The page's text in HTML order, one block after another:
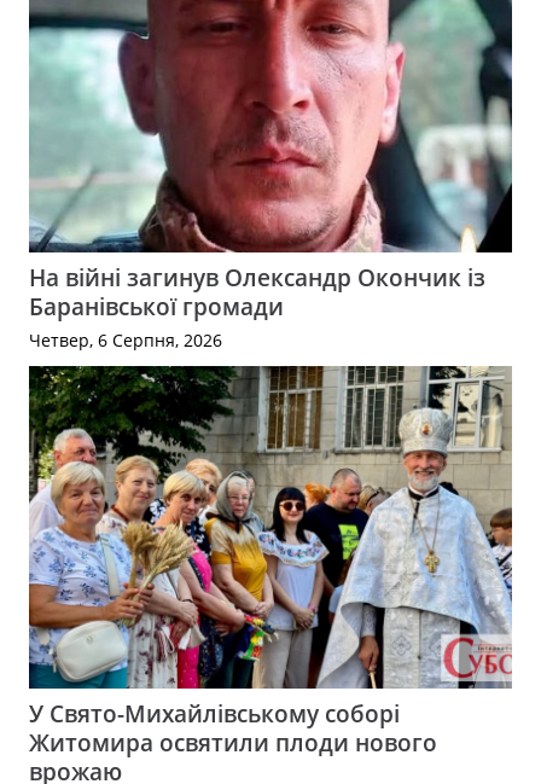
На війні загинув Олександр Окончик із
Баранівської громади
Четвер, 6 Серпня, 2026
У Свято-Михайлівському соборі
Житомира освятили плоди нового
врожаю